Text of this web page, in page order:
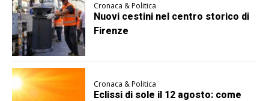
Cronaca & Politica
Nuovi cestini nel centro storico di
Firenze
Cronaca & Politica
Eclissi di sole il 12 agosto: come